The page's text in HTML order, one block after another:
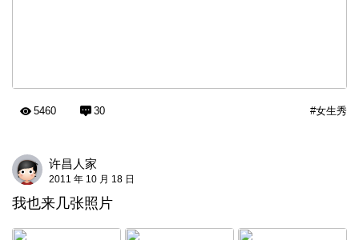
#女生秀
5460 30
许昌人家
2011 年 10 月 18 日
我也来几张照片